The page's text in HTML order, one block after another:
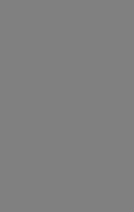
- Tênis Cinza em